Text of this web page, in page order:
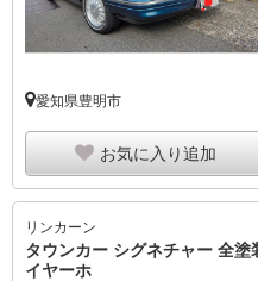
愛知県豊明市
お気に入り追加
リンカーン
タウンカー シグネチャー 全
イヤーホ